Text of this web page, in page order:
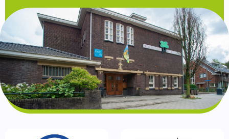
Schoolgids
Gezonde school
Kinderopvang
BSO
Routebeschrijving
Privacy